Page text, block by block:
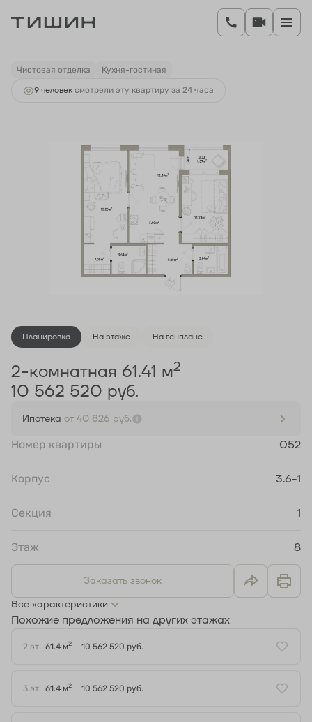
2-комнатная61.41 м 10 562 520 руб.
Ипотекаот 40 826 руб.
Чистовая отделка Кухня-гостиная
9 человек смотрели эту квартиру за 24 часа
Планировка На этаже На генплане
2-комнатная 61.41 м2
10 562 520 руб.
Ипотека от 40 826 руб.
Номер квартиры 052
Корпус 3.6-1
Секция 1
Этаж 8
Заказать звонок
Все характеристики
Похожие предложения на других этажах
2 эт. 61.4 м2 10 562 520 руб.
3 эт. 61.4 м2 10 562 520 руб.